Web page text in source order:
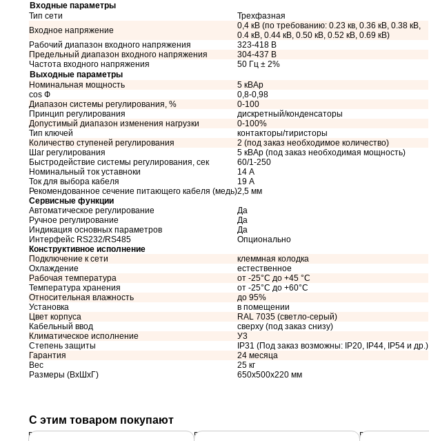
Входные параметры
Тип сети
Трехфазная
Входное напряжение
0,4 кВ (по требованию: 0.23 кв, 0.36 кВ, 0.38 кВ,
0.4 кВ, 0.44 кВ, 0.50 кВ, 0.52 кВ, 0.69 кВ)
Рабочий диапазон входного напряжения
323-418 В
Предельный диапазон входного напряжения
304-437 В
Частота входного напряжения
50 Гц ± 2%
Выходные параметры
Номинальная мощность
5 кВАр
cos Ф
0,8-0,98
Диапазон системы регулирования, %
0-100
Принцип регулирования
дискретный/конденсаторы
Допустимый диапазон изменения нагрузки
0-100%
Тип ключей
контакторы/тиристоры
Количество ступеней регулирования
2 (под заказ необходимое количество)
Шаг регулирования
5 кВАр (под заказ необходимая мощность)
Быстродействие системы регулирования, сек
60/1-250
Номинальный ток уставноки
14 А
Ток для выбора кабеля
19 А
Рекомендованное сечение питающего кабеля (медь)2,5 мм
Сервисные функции
Автоматическое регулирование
Да
Ручное регулирование
Да
Индикация основных параметров
Да
Интерфейс RS232/RS485
Опционально
Конструктивное исполнение
Подключение к сети
клеммная колодка
Охлаждение
естественное
Рабочая температура
от -25°C до +45 °C
Температура хранения
от -25°C до +60°C
Относительная влажность
до 95%
Установка
в помещении
Цвет корпуса
RAL 7035 (светло-серый)
Кабельный ввод
сверху (под заказ снизу)
Климатическое исполнение
У3
Степень защиты
IP31 (Под заказ возможны: IP20, IP44, IP54 и др.)
Гарантия
24 месяца
Вес
25 кг
Размеры (ВхШхГ)
650х500х220 мм
С этим товаром покупают
Подробнее Подробнее Подробнее